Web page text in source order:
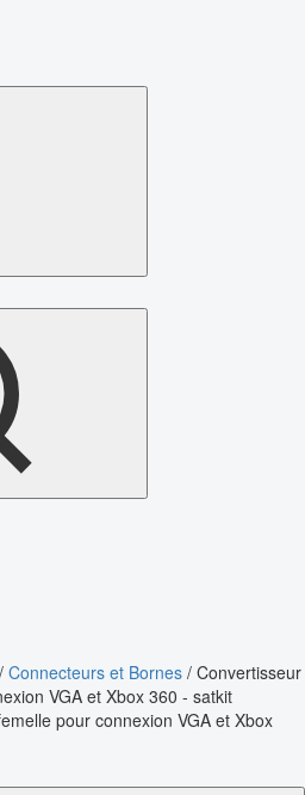
/ Connecteurs et Bornes / Convertisseur
VGA et Xbox 360 - satkit